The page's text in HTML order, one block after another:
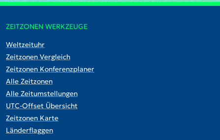
ZEITZONEN WERKZEUGE
Weltzeituhr
Zeitzonen Vergleich
Zeitzonen Konferenzplaner
Alle Zeitzonen
Alle Zeitumstellungen
UTC-Offset Übersicht
Zeitzonen Karte
Länderflaggen